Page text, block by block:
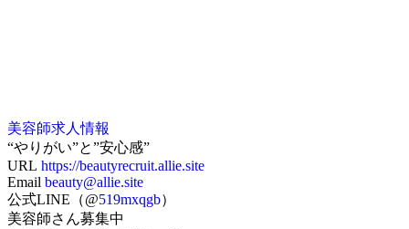
美容師求人情報
“やりがい”と”安心感”
URL https://beautyrecruit.allie.site
Email beauty@allie.site
公式LINE（@519mxqgb）
美容師さん募集中